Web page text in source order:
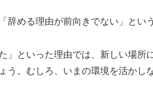
める理由が前向きでない」とい
」といった理由では、新しい場所
う。むしろ、いまの環境を活かし